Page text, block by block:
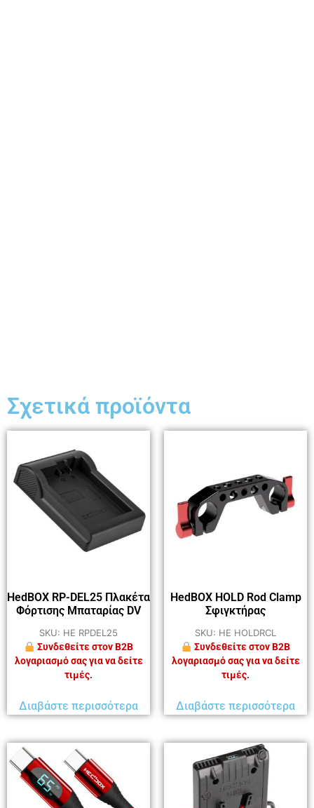
Σχετικά προϊόντα
HedBOX RP-DEL25 Πλακέτα
Φόρτισης Μπαταρίας DV
SKU: HE RPDEL25
Συνδεθείτε στον B2B
λογαριασμό σας για να δείτε
τιμές.
Διαβάστε περισσότερα
HedBOX HOLD Rod Clamp
Σφιγκτήρας
SKU: HE HOLDRCL
Συνδεθείτε στον B2B
λογαριασμό σας για να δείτε
τιμές.
Διαβάστε περισσότερα